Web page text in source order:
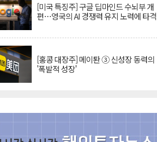
[미국 특징주] 구글 딥마인드 수뇌부 개
편…영국의 AI 경쟁력 유지 노력에 타격
[홍콩 대장주] 메이퇀 ③ 신성장 동력의
'폭발적 성장'